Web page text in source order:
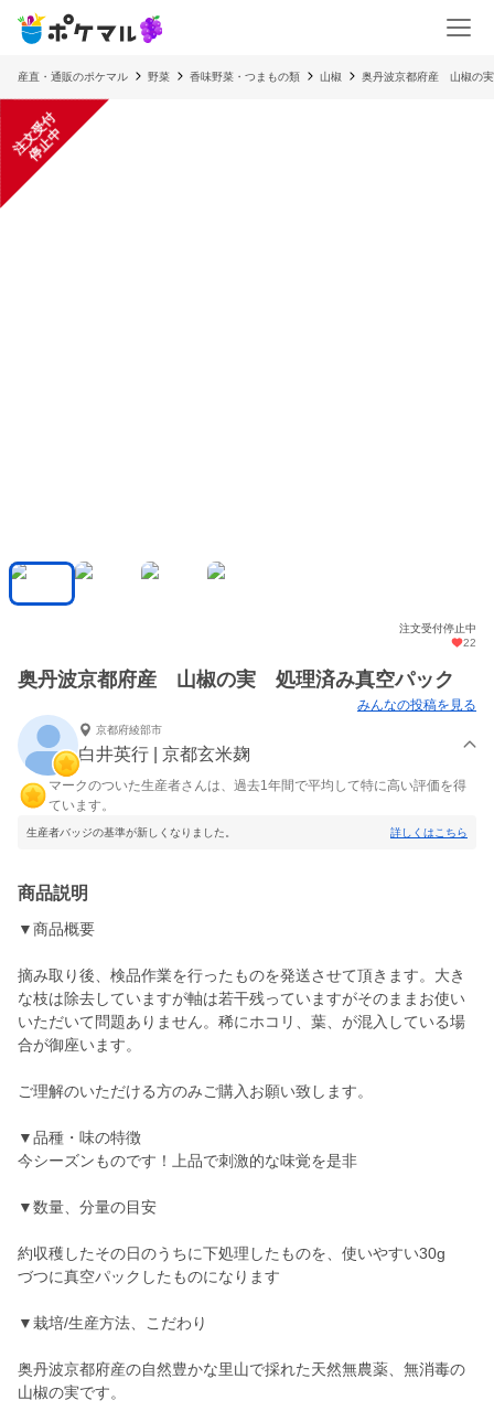
産直・通販のポケマル 野菜 香味野菜・つまもの類 山椒 奥丹波京都府産 山椒の
注
文
受
付
停
止
中
注文受付停止中
22
奥丹波京都府産 山椒の実 処理済み真空パック
みんなの投稿を見る
京都府綾部市
白井英行 | 京都玄米麹
マークのついた生産者さんは、過去1年間で平均して特に高い評価を得
ています。
生産者バッジの基準が新しくなりました。 詳しくはこちら
商品説明
▼商品概要
摘み取り後、検品作業を行ったものを発送させて頂きます。大き
な枝は除去していますが軸は若干残っていますがそのままお使い
いただいて問題ありません。稀にホコリ、葉、が混入している場
合が御座います。
ご理解のいただける方のみご購入お願い致します。
▼品種・味の特徴
今シーズンものです！上品で刺激的な味覚を是非
▼数量、分量の目安
約収穫したその日のうちに下処理したものを、使いやすい30g
づつに真空パックしたものになります
▼栽培/生産方法、こだわり
奥丹波京都府産の自然豊かな里山で採れた天然無農薬、無消毒の
山椒の実です。